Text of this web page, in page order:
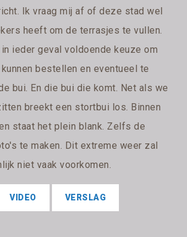
Ik vraag mij af of deze stad wel
heeft om de terrasjes te vullen.
ieder geval voldoende keuze om
bestellen en eventueel te
bui. En die bui die komt. Net als we
breekt een stortbui los. Binnen
staat het plein blank. Zelfs de
te maken. Dit extreme weer zal
niet vaak voorkomen.
VIDEO VERSLAG